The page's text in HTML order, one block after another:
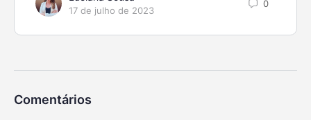
17 de julho de 2023
0
Comentários